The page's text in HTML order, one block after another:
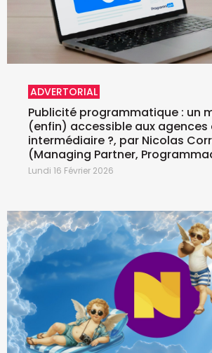
ADVERTORIAL
Publicité programmatique : un
(enfin) accessible aux agences
intermédiaire ?, par Nicolas
(Managing Partner,
Lundi 16 Février 2026